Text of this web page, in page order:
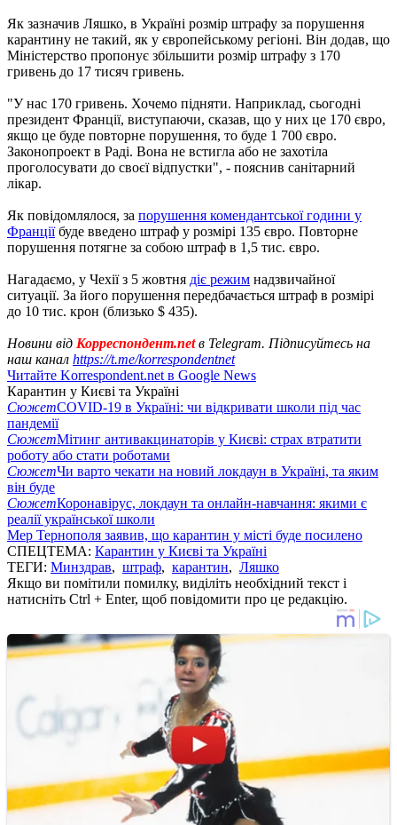
Як зазначив Ляшко, в Україні розмір штрафу за порушення
карантину не такий, як у європейському регіоні. Він додав, що
Міністерство пропонує збільшити розмір штрафу з 170
гривень до 17 тисяч гривень.
"У нас 170 гривень. Хочемо підняти. Наприклад, сьогодні
президент Франції, виступаючи, сказав, що у них це 170 євро,
якщо це буде повторне порушення, то буде 1 700 євро.
Законопроект в Раді. Вона не встигла або не захотіла
проголосувати до своєї відпустки", - пояснив санітарний
лікар.
Як повідомлялося, за порушення комендантської години у
Франціїбуде введено штраф у розмірі 135 євро. Повторне
порушення потягне за собою штраф в 1,5 тис. євро.
Нагадаємо, у Чехії з 5 жовтня діє режим надзвичайної
ситуації. За його порушення передбачається штраф в розмірі
до 10 тис. крон (близько $ 435).
Новини від Корреспондент.netв Telegram. Підписуйтесь на
наш канал https://t.me/korrespondentnet
Читайте Korrespondent.net в Google News
Карантин у Києві та Україні
СюжетCOVID-19 в Україні: чи відкривати школи під час
пандемії
СюжетМітинг антивакцинаторів у Києві: страх втратити
роботу або стати роботами
СюжетЧи варто чекати на новий локдаун в Україні, та яким
він буде
СюжетКоронавірус, локдаун та онлайн-навчання: якими є
реалії української школи
Мер Тернополя заявив, що карантин у місті буде посилено
СПЕЦТЕМА: Карантин у Києві та Україні
ТЕГИ: Минздрав, штраф, карантин, Ляшко
Якщо ви помітили помилку, виділіть необхідний текст і
натисніть Ctrl + Enter, щоб повідомити про це редакцію.